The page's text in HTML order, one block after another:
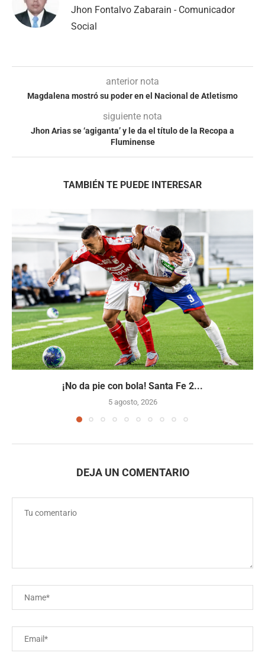
Jhon Fontalvo Zabarain - Comunicador
Social
anterior nota
Magdalena mostró su poder en el Nacional de Atletismo
siguiente nota
Jhon Arias se ‘agiganta’ y le da el título de la Recopa a
Fluminense
TAMBIÉN TE PUEDE INTERESAR
¡No da pie con bola! Santa Fe 2...
5 agosto, 2026
DEJA UN COMENTARIO